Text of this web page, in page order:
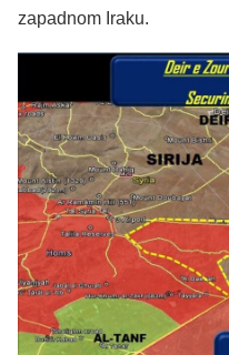
zapadnom Iraku.